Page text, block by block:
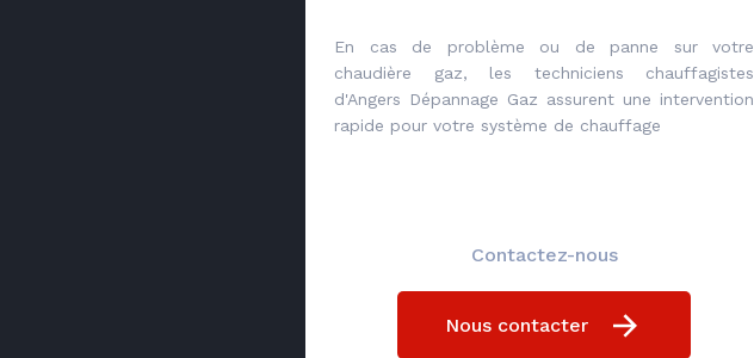
En cas de problème ou de panne sur votre
chaudière gaz, les techniciens chauffagistes
d'Angers Dépannage Gaz assurent une intervention
rapide pour votre système de chauffage
Contactez-nous
Nous contacter